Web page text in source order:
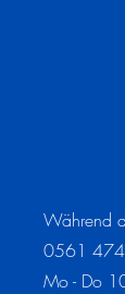
Während
0561
Mo - Do